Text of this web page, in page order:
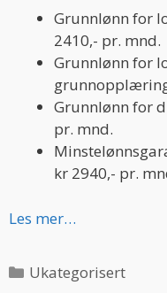
Grunnlønn for
2410,- pr. mnd.
Grunnlønn for
Grunnlønn for
pr. mnd.
kr 2940,- pr.
Les mer…
Categories
Ukategorisert